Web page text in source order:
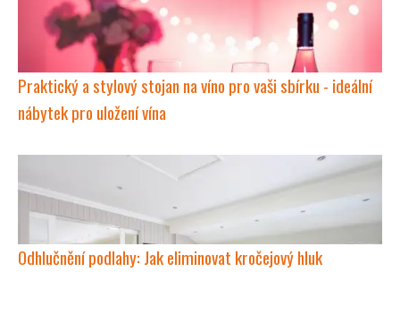
Praktický a stylový stojan na víno pro vaši sbírku - ideální
nábytek pro uložení vína
Odhlučnění podlahy: Jak eliminovat kročejový hluk